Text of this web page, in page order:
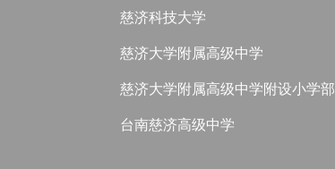
慈济科技大学
慈济大学附属高级中学
慈济大学附属高级中学附设小学部
台南慈济高级中学